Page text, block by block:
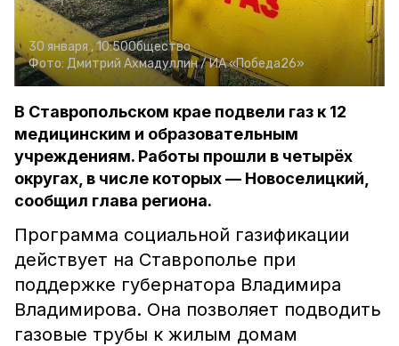
30 января , 10:50Общество
Фото: Дмитрий Ахмадуллин /ИА «Победа26»
В Ставропольском крае подвели газ к 12
медицинским и образовательным
учреждениям. Работы прошли в четырёх
округах, в числе которых — Новоселицкий,
сообщил глава региона.
Программа социальной газификации
действует на Ставрополье при
поддержке губернатора Владимира
Владимирова. Она позволяет подводить
газовые трубы к жилым домам